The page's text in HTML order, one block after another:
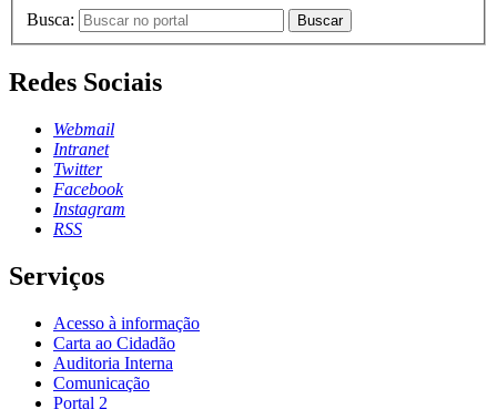
Busca: Buscar
Redes Sociais
Webmail
Intranet
Twitter
Facebook
Instagram
RSS
Serviços
Acesso à informação
Carta ao Cidadão
Auditoria Interna
Comunicação
Portal 2